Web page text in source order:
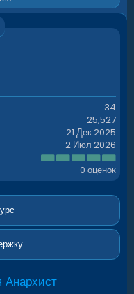
34
25,527
21 Дек 2025
2 Июл 2026
0
.
0
з
ё
з
0 оценок
Анархист